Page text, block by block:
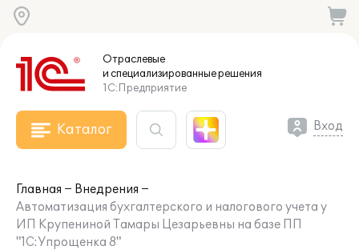
Отраслевые
и специализированныерешения
1С:Предприятие
Каталог Вход
Главная
Внедрения
Автоматизация бухгалтерского и налогового учета у
ИП Крупениной Тамары Цезарьевны на базе ПП
"1С:Упрощенка 8"